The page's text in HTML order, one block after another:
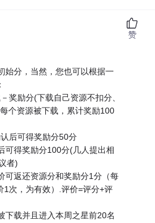
始分，当然，您也可以根据一
奖励分(下载自己资源不扣分、
个资源被下载，累计奖励100
后可得奖励分50分
可得奖励分100分(几人提出相
者)
可返还资源分和奖励分1分（每
1次，为有效）.评价=评分+评
下载并且进入本周之星前20名
赞